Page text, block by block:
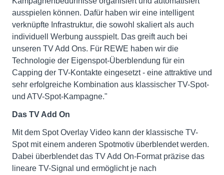
ausspielen können. Dafür haben wir eine intelligent
verknüpfte Infrastruktur, die sowohl skaliert als auch
individuell Werbung ausspielt. Das greift auch bei
unseren TV Add Ons. Für REWE haben wir die
Technologie der Eigenspot-Überblendung für ein
Capping der TV-Kontakte eingesetzt - eine attraktive und
sehr erfolgreiche Kombination aus klassischer TV-Spot-
und ATV-Spot-Kampagne."
Das TV Add On
Mit dem Spot Overlay Video kann der klassische TV-
Spot mit einem anderen Spotmotiv überblendet werden.
Dabei überblendet das TV Add On-Format präzise das
lineare TV-Signal und ermöglicht je nach